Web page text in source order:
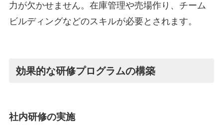
力が欠かせません。在庫管理や売場作り、チーム
ビルディングなどのスキルが必要とされます。
効果的な研修プログラムの構築
社内研修の実施